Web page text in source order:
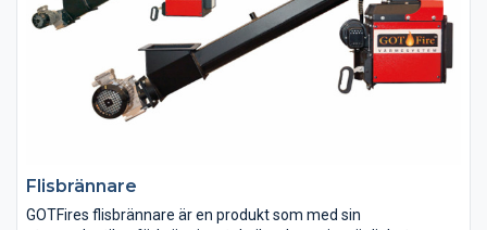
Flisbrännare
GOTFires flisbrännare är en produkt som med sin